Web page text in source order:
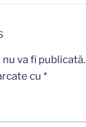
va fi publicată.
cu *